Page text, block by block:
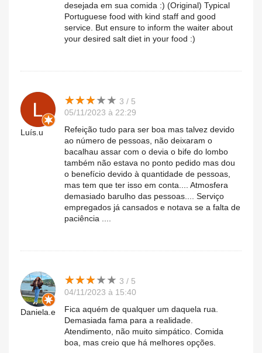
desejada em sua comida :) (Original) Typical
Portuguese food with kind staff and good
service. But ensure to inform the waiter about
your desired salt diet in your food :)
Luís.u
★★★★★
★★★★★ 3 / 5
05/11/2023 à 22:29
Refeição tudo para ser boa mas talvez devido
ao número de pessoas, não deixaram o
bacalhau assar com o devia o bife do lombo
também não estava no ponto pedido mas dou
o benefício devido à quantidade de pessoas,
mas tem que ter isso em conta.... Atmosfera
demasiado barulho das pessoas.... Serviço
empregados já cansados e notava se a falta de
paciência ....
Daniela.e
★★★★★
★★★★★ 3 / 5
04/11/2023 à 15:40
Fica aquém de qualquer um daquela rua.
Demasiada fama para a realidade.
Atendimento, não muito simpático. Comida
boa, mas creio que há melhores opções.